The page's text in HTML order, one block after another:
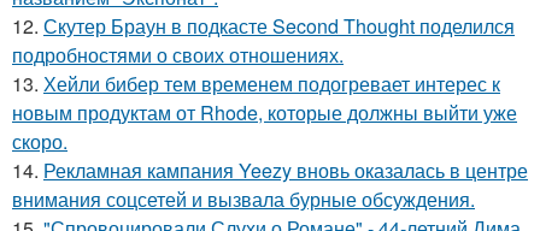
12. Скутер Браун в подкасте Second Thought поделился
подробностями о своих отношениях.
13. Хейли бибер тем временем подогревает интерес к
новым продуктам от Rhode, которые должны выйти уже
скоро.
14. Рекламная кампания Yeezy вновь оказалась в центре
внимания соцсетей и вызвала бурные обсуждения.